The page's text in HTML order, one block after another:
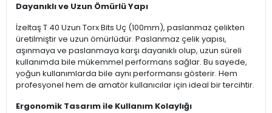
Dayanıklı ve Uzun Ömürlü Yapı
İzeltaş T 40 Uzun Torx Bits Uç (100mm), paslanmaz çelikten
üretilmiştir ve uzun ömürlüdür. Paslanmaz çelik yapısı,
aşınmaya ve paslanmaya karşı dayanıklı olup, uzun süreli
kullanımda bile mükemmel performans sağlar. Bu sayede,
yoğun kullanımlarda bile aynı performansı gösterir. Hem
profesyonel hem de amatör kullanıcılar için ideal bir tercihtir.
Ergonomik Tasarım ile Kullanım Kolaylığı